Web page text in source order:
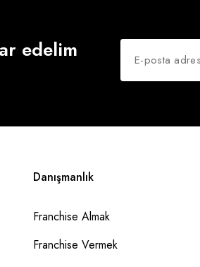
edelim
Danışmanlık
Franchise Almak
Franchise Vermek